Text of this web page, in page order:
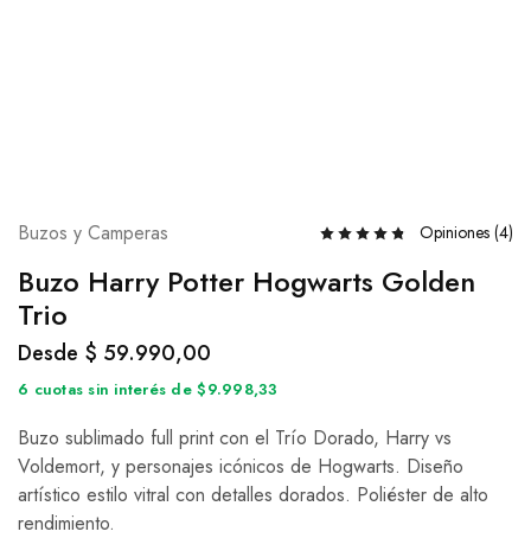
Buzos y Camperas Opiniones (4)
Buzo Harry Potter Hogwarts Golden
Trio
Desde $ 59.990,00
6 cuotas sin interés de $9.998,33
Buzo sublimado full print con el Trío Dorado, Harry vs
Voldemort, y personajes icónicos de Hogwarts. Diseño
artístico estilo vitral con detalles dorados. Poliéster de alto
rendimiento.